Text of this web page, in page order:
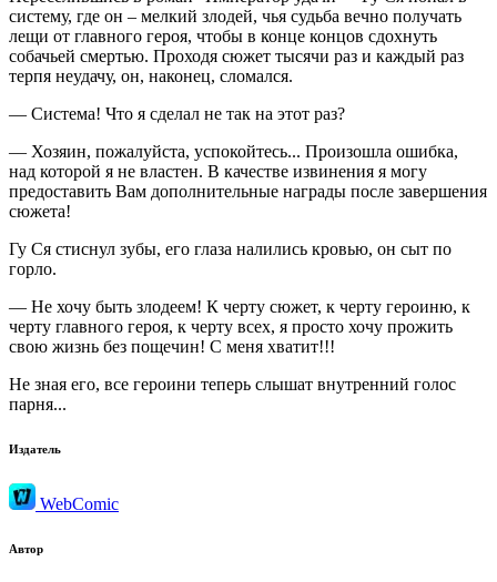
систему, где он – мелкий злодей, чья судьба вечно получать
лещи от главного героя, чтобы в конце концов сдохнуть
собачьей смертью. Проходя сюжет тысячи раз и каждый раз
терпя неудачу, он, наконец, сломался.
— Система! Что я сделал не так на этот раз?
— Хозяин, пожалуйста, успокойтесь... Произошла ошибка,
над которой я не властен. В качестве извинения я могу
предоставить Вам дополнительные награды после завершения
сюжета!
Гу Ся стиснул зубы, его глаза налились кровью, он сыт по
горло.
— Не хочу быть злодеем! К черту сюжет, к черту героиню, к
черту главного героя, к черту всех, я просто хочу прожить
свою жизнь без пощечин! С меня хватит!!!
Не зная его, все героини теперь слышат внутренний голос
парня...
Издатель
WebComic
Автор